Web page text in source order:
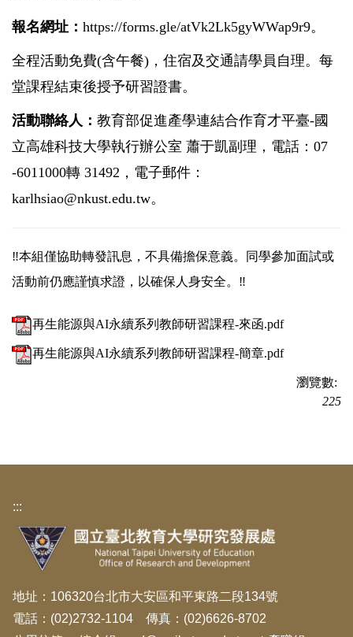
報名網址： https://forms.gle/atVk2Lk5gyWWap9r9。
全程活動免費(含午餐)，住宿及交通請學員自理。每
堂課程結束後授予研習證書。
活動聯絡人： 教育部促進產學連結合作育才平臺-國
立高雄科技大學執行辦公室 蕭于凱副理，電話：07
-6011000轉 31492，電子郵件：
karlhsiao@nkust.edu.tw。
‼️本組僅協助轉發訊息，不具備擔保意義。同學參加面試或
活動前仍應謹慎求證，以確保人身安全。‼️
再生能源與AI永續系列教師研習課程-來函.pdf
再生能源與AI永續系列教師研習課程-簡章.pdf
瀏覽數:
225
:::
地址：106320台北市大安區和平東路二段134號
電話：(02)2732-1104 傳真：(02)6626-8702